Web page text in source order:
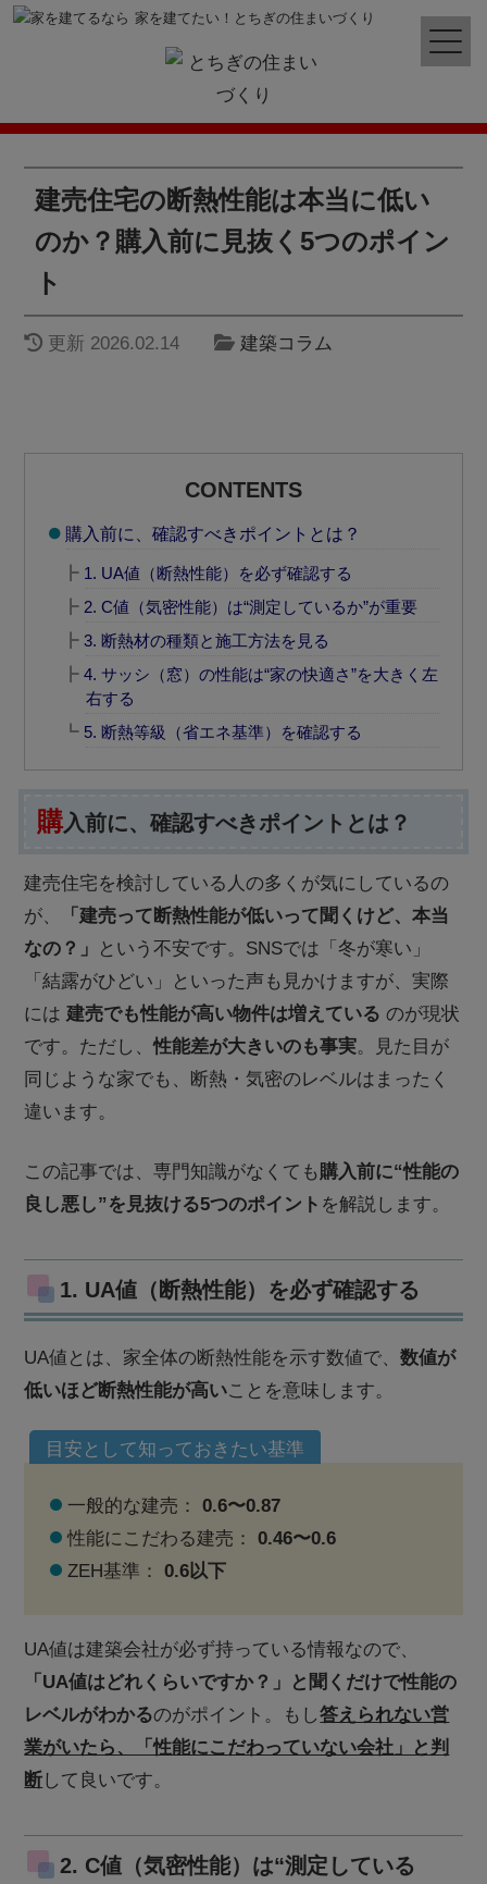
家を建てたい！とちぎの住まいづくり
建売住宅の断熱性能は本当に低い
のか？購入前に見抜く5つのポイン
ト
更新 2026.02.14 建築コラム
CONTENTS
購入前に、確認すべきポイントとは？
1. UA値（断熱性能）を必ず確認する
2. C値（気密性能）は“測定しているか”が重要
3. 断熱材の種類と施工方法を見る
4. サッシ（窓）の性能は“家の快適さ”を大きく左
右する
5. 断熱等級（省エネ基準）を確認する
購入前に、確認すべきポイントとは？
建売住宅を検討している人の多くが気にしているの
が、
「建売って断熱性能が低いって聞くけど、本当
なの？」
という不安です。SNSでは「冬が寒い」
「結露がひどい」といった声も見かけますが、実際
には建売でも性能が高い物件は増えている のが現状
です。ただし、性能差が大きいのも事実。見た目が
同じような家でも、断熱・気密のレベルはまったく
違います。
この記事では、専門知識がなくても 購入前に“性能の
良し悪し”を見抜ける5つのポイント を解説します。
1. UA値（断熱性能）を必ず確認する
UA値とは、家全体の断熱性能を示す数値で、数値が
低いほど断熱性能が高いことを意味します。
目安として知っておきたい基準
一般的な建売： 0.6〜0.87
性能にこだわる建売： 0.46〜0.6
ZEH基準： 0.6以下
UA値は建築会社が必ず持っている情報なので、
「UA値はどれくらいですか？」と聞くだけで性能の
レベルがわかるのがポイント。もし答えられない営
業がいたら、「性能にこだわっていない会社」と判
断 して良いです。
2. C値（気密性能）は“測定している